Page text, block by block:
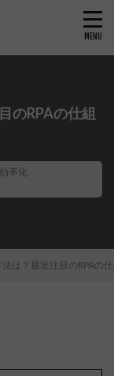
のRPAの仕組
率化
法は？最近注目のRPAの